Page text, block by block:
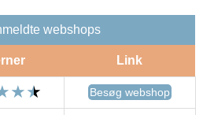
webshops
Link
Besøg webshop